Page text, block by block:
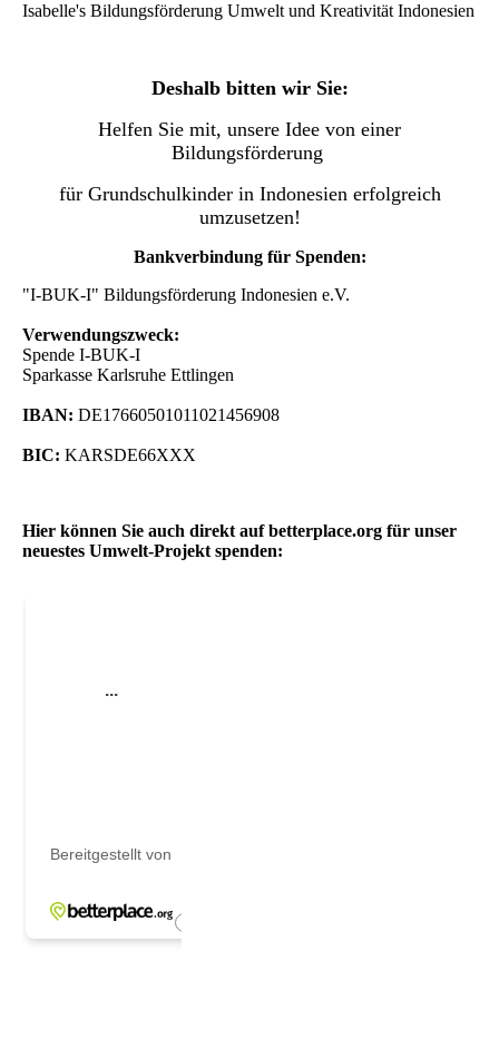
Isabelle's Bildungsförderung Umwelt und Kreativität Indonesien
Deshalb bitten wir Sie:
Helfen Sie mit, unsere Idee von einer
Bildungsförderung
für Grundschulkinder in Indonesien erfolgreich
umzusetzen!
Bankverbindung für Spenden:
"I-BUK-I" Bildungsförderung Indonesien e.V.
Verwendungszweck:
Spende I-BUK-I
Sparkasse Karlsruhe Ettlingen
IBAN: DE17660501011021456908
BIC: KARSDE66XXX
Hier können Sie auch direkt auf betterplace.org für unser
neuestes Umwelt-Projekt spenden: